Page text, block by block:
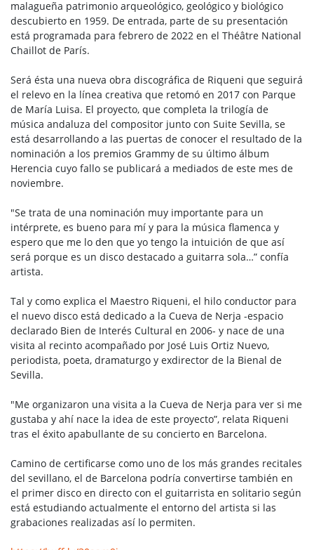
malagueña patrimonio arqueológico, geológico y biológico
descubierto en 1959. De entrada, parte de su presentación
está programada para febrero de 2022 en el Théâtre National
Chaillot de París.
Será ésta una nueva obra discográfica de Riqueni que seguirá
el relevo en la línea creativa que retomó en 2017 con Parque
de María Luisa. El proyecto, que completa la trilogía de
música andaluza del compositor junto con Suite Sevilla, se
está desarrollando a las puertas de conocer el resultado de la
nominación a los premios Grammy de su último álbum
Herencia cuyo fallo se publicará a mediados de este mes de
noviembre.
"Se trata de una nominación muy importante para un
intérprete, es bueno para mí y para la música flamenca y
espero que me lo den que yo tengo la intuición de que así
será porque es un disco destacado a guitarra sola…” confía
artista.
Tal y como explica el Maestro Riqueni, el hilo conductor para
el nuevo disco está dedicado a la Cueva de Nerja -espacio
declarado Bien de Interés Cultural en 2006- y nace de una
visita al recinto acompañado por José Luis Ortiz Nuevo,
periodista, poeta, dramaturgo y exdirector de la Bienal de
Sevilla.
"Me organizaron una visita a la Cueva de Nerja para ver si me
gustaba y ahí nace la idea de este proyecto”, relata Riqueni
tras el éxito apabullante de su concierto en Barcelona.
Camino de certificarse como uno de los más grandes recitales
del sevillano, el de Barcelona podría convertirse también en
el primer disco en directo con el guitarrista en solitario según
está estudiando actualmente el entorno del artista si las
grabaciones realizadas así lo permiten.